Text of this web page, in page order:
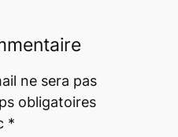
ne sera pas
obligatoires
*